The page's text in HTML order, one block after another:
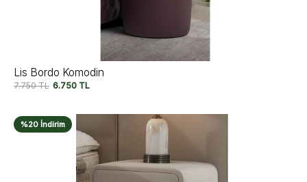
Lis Bordo Komodin
7.750TL 6.750 TL
%20 İndirim